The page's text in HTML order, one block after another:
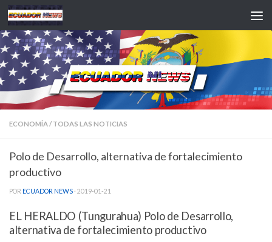
Saltar al contenido
ECONOMÍA/ TODAS LAS NOTICIAS
Polo de Desarrollo, alternativa de fortalecimiento
productivo
POR ECUADOR NEWS · 2019-01-21
EL HERALDO (Tungurahua) Polo de Desarrollo,
alternativa de fortalecimiento productivo